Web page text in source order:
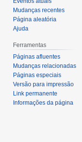
Mudanças recentes
Página aleatória
Ajuda
Ferramentas
Páginas afluentes
Mudanças relacionadas
Páginas especiais
Versão para impressão
Link permanente
Informações da página